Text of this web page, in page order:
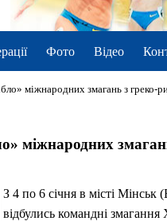
Фото Відео
міжнародних змагань з греко-
міжнародних
З 4 по 6 січня в місті Мінськ
відбулись командні